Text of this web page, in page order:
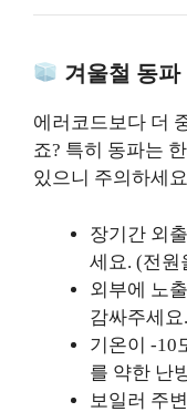
겨울철 동파
에러코드보다 더
죠? 특히 동파는
있으니 주의하세
장기간 외
세요. (전원
외부에 노
감싸주세요.
기온이 -10
를 약한 난
보일러 주